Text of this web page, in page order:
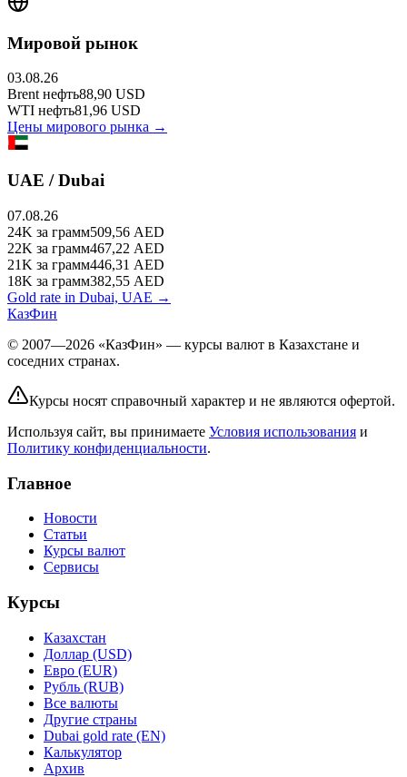
Мировой рынок
03.08.26
Brent нефть88,90 USD
WTI нефть81,96 USD
Цены мирового рынка →
UAE / Dubai
07.08.26
24K за грамм509,56 AED
22K за грамм467,22 AED
21K за грамм446,31 AED
18K за грамм382,55 AED
Gold rate in Dubai, UAE →
КазФин
© 2007—2026 «КазФин» — курсы валют в Казахстане и
соседних странах.
Курсы носят справочный характер и не являются офертой.
Используя сайт, вы принимаете Условия использования и
Политику конфиденциальности.
Главное
Новости
Статьи
Курсы валют
Сервисы
Курсы
Казахстан
Доллар (USD)
Евро (EUR)
Рубль (RUB)
Все валюты
Другие страны
Dubai gold rate (EN)
Калькулятор
Архив